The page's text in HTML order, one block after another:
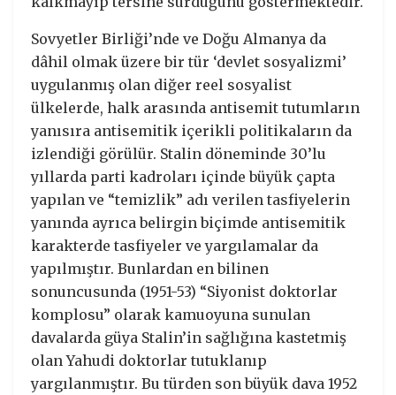
Sovyetler Birliği’nde ve Doğu Almanya da
dâhil olmak üzere bir tür ‘devlet sosyalizmi’
uygulanmış olan diğer reel sosyalist
ülkelerde, halk arasında antisemit tutumların
yanısıra antisemitik içerikli politikaların da
izlendiği görülür. Stalin döneminde 30’lu
yıllarda parti kadroları içinde büyük çapta
yapılan ve “temizlik” adı verilen tasfiyelerin
yanında ayrıca belirgin biçimde antisemitik
karakterde tasfiyeler ve yargılamalar da
yapılmıştır. Bunlardan en bilinen
sonuncusunda (1951-53) “Siyonist doktorlar
komplosu” olarak kamuoyuna sunulan
davalarda güya Stalin’in sağlığına kastetmiş
olan Yahudi doktorlar tutuklanıp
yargılanmıştır. Bu türden son büyük dava 1952